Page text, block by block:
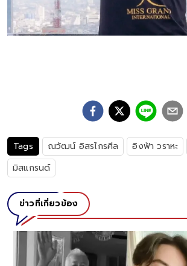
Tags ณวัฒน์ อิสรไกรศีล อิงฟ้า วราหะ
มิสแกรนด์
ข่าวที่เกี่ยวข้อง